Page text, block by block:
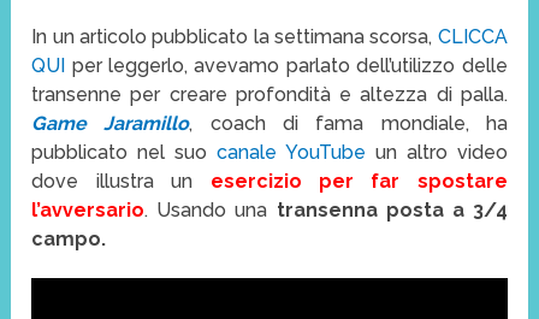
In un articolo pubblicato la settimana scorsa, CLICCA
QUI per leggerlo, avevamo parlato dell’utilizzo delle
transenne per creare profondità e altezza di palla.
Game Jaramillo, coach di fama mondiale, ha
pubblicato nel suocanale YouTube un altro video
dove illustra un esercizio per far spostare
l’avversario. Usando una transenna posta a 3/4
campo.